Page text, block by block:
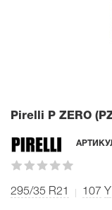
Pirelli P ZERO
295/35 R21 107 Y